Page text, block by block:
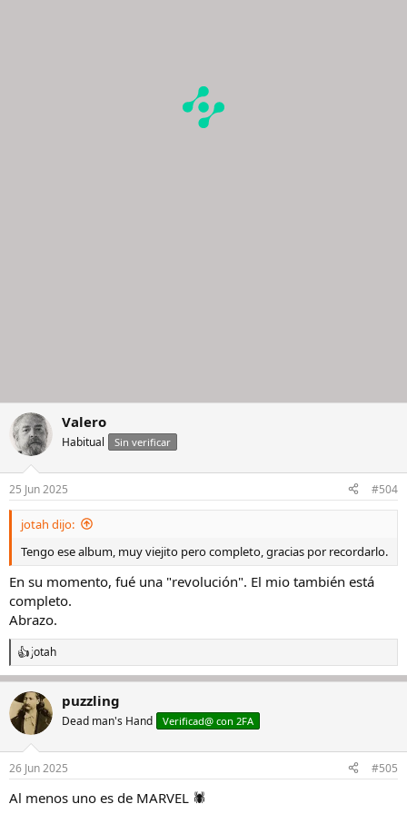
Valero
Habitual Sin verificar
25 Jun 2025 #504
jotah dijo:
Tengo ese album, muy viejito pero completo, gracias por recordarlo.
En su momento, fué una "revolución". El mio también está
completo.
Abrazo.
R
e
c
c
i
e
:
jotah
puzzling
Dead man's Hand Verificad@ con 2FA
26 Jun 2025 #505
Al menos uno es de MARVEL 🕷️